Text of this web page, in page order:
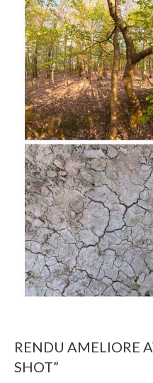
RENDU AMELIORE
SHOT”